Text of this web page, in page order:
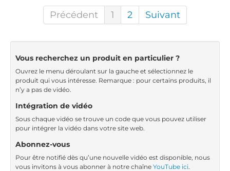
Précédent 1 2 Suivant
Vous recherchez un produit en particulier ?
Ouvrez le menu déroulant sur la gauche et sélectionnez le
produit qui vous intéresse. Remarque : pour certains produits, il
n’y a pas de vidéo.
Intégration de vidéo
Sous chaque vidéo se trouve un code que vous pouvez utiliser
pour intégrer la vidéo dans votre site web.
Abonnez-vous
Pour être notifié dès qu’une nouvelle vidéo est disponible, nous
vous invitons à vous abonner à notre chaîne YouTube ici.